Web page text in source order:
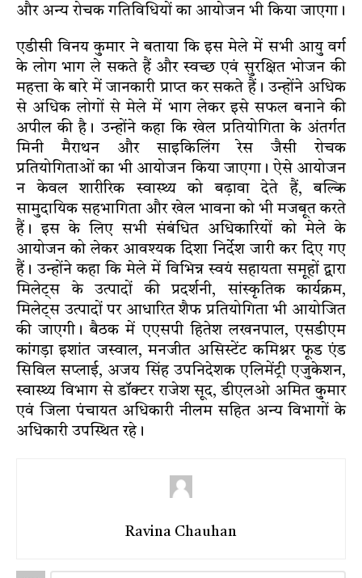
और अन्य रोचक गतिविधियों का आयोजन भी किया जाएगा।
एडीसी विनय कुमार ने बताया कि इस मेले में सभी आयु वर्ग
के लोग भाग ले सकते हैं और स्वच्छ एवं सुरक्षित भोजन की
महत्ता के बारे में जानकारी प्राप्त कर सकते हैं। उन्होंने अधिक
से अधिक लोगों से मेले में भाग लेकर इसे सफल बनाने की
अपील की है। उन्होंने कहा कि खेल प्रतियोगिता के अंतर्गत
मिनी मैराथन और साइकिलिंग रेस जैसी रोचक
प्रतियोगिताओं का भी आयोजन किया जाएगा। ऐसे आयोजन
न केवल शारीरिक स्वास्थ्य को बढ़ावा देते हैं, बल्कि
सामुदायिक सहभागिता और खेल भावना को भी मजबूत करते
हैं। इस के लिए सभी संबंधित अधिकारियों को मेले के
आयोजन को लेकर आवश्यक दिशा निर्देश जारी कर दिए गए
हैं। उन्होंने कहा कि मेले में विभिन्न स्वयं सहायता समूहों द्वारा
मिलेट्स के उत्पादों की प्रदर्शनी, सांस्कृतिक कार्यक्रम,
मिलेट्स उत्पादों पर आधारित शैफ प्रतियोगिता भी आयोजित
की जाएगी। बैठक में एएसपी हितेश लखनपाल, एसडीएम
कांगड़ा इशांत जस्वाल, मनजीत असिस्टेंट कमिश्नर फूड एंड
सिविल सप्लाई, अजय सिंह उपनिदेशक एलिमेंट्री एजुकेशन,
स्वास्थ्य विभाग से डॉक्टर राजेश सूद, डीएलओ अमित कुमार
एवं जिला पंचायत अधिकारी नीलम सहित अन्य विभागों के
अधिकारी उपस्थित रहे।
Ravina Chauhan